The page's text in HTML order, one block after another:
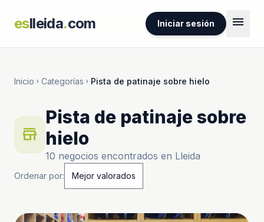
eslleida.com Iniciar sesión menu
Inicio chevron_right Categorías chevron_right Pista de patinaje sobre hielo
store
Pista de patinaje sobre
hielo
10 negocios encontrados en Lleida
Ordenar por: